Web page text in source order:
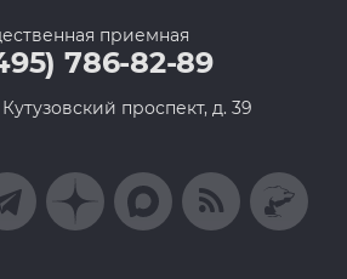
приемная
786-82-89
проспект, д. 39